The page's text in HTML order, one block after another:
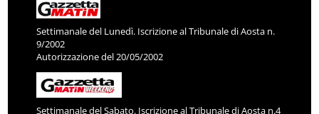
Settimanale del Lunedì. Iscrizione al Tribunale di Aosta n.
9/2002
Autorizzazione del 20/05/2002
Settimanale del Sabato. Iscrizione al Tribunale di Aosta n.4